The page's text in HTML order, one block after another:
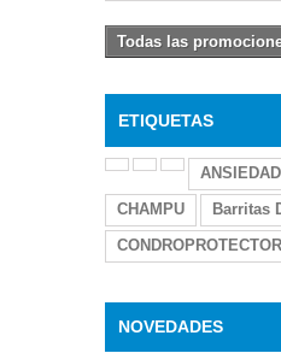
Todas las
ETIQUETAS
ANSIEDAD
CHAMPU
Barritas
CONDROPROTECTOR
NOVEDADES